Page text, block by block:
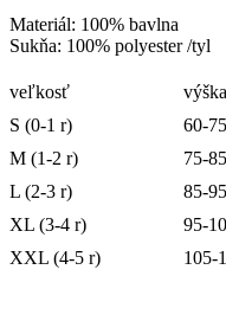
Materiál: 100% bavlna
Sukňa: 100% polyester /tyl
veľkosť
výška
S (0-1 r)
60-
M (1-2 r)
75-
L (2-3 r)
85-
XL (3-4 r)
95-
XXL (4-5 r)
105-